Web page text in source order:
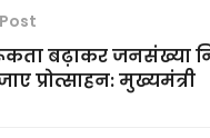
बढ़ाकर जनसंख्या
प्रोत्साहन: मुख्यमंत्री